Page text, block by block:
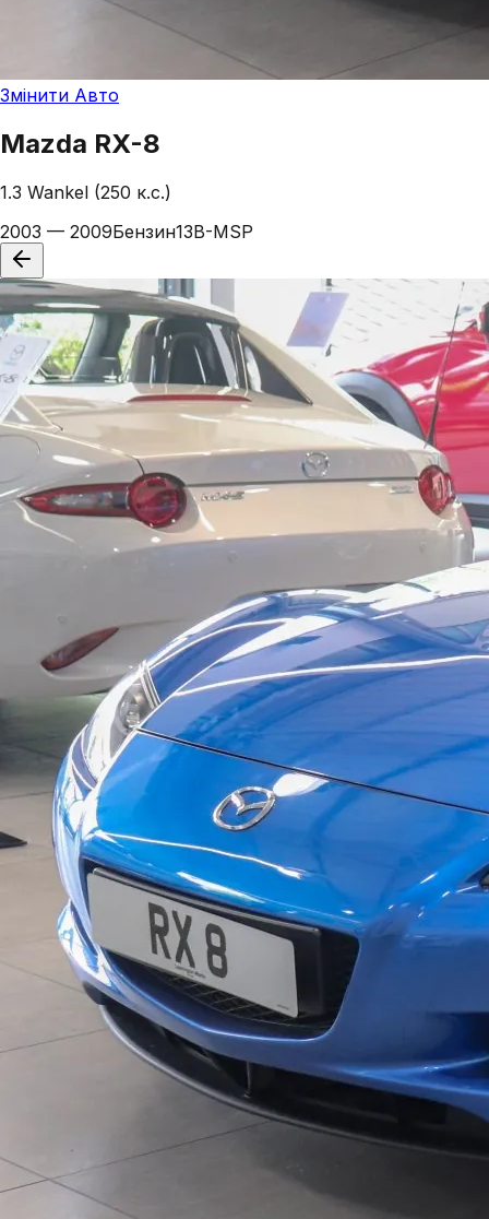
Змінити Авто
Mazda RX-8
1.3 Wankel (250 к.с.)
2003 — 2009Бензин13B-MSP